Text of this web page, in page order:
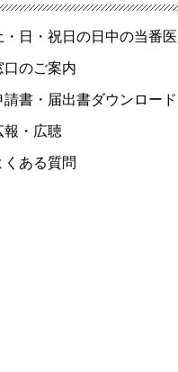
・日・祝日の日中の当番医
口のご案内
請書・届出書ダウンロード
報・広聴
くある質問